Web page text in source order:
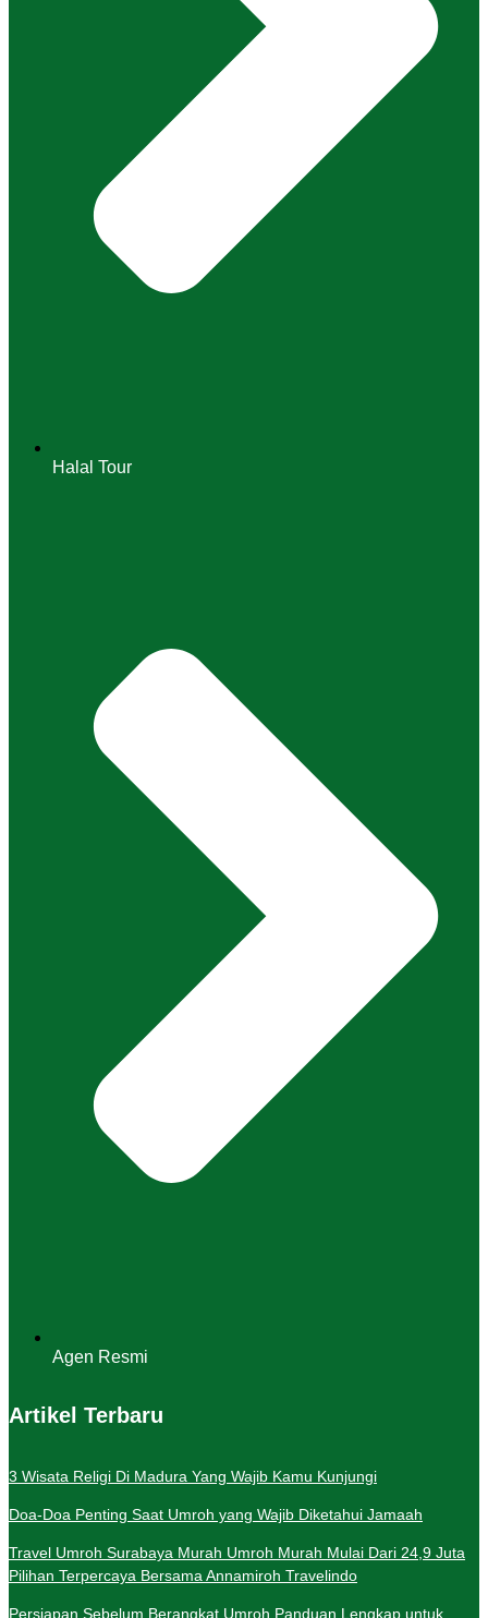
Halal Tour
Agen Resmi
Artikel Terbaru
3 Wisata Religi Di Madura Yang Wajib Kamu Kunjungi
Doa-Doa Penting Saat Umroh yang Wajib Diketahui Jamaah
Travel Umroh Surabaya Murah Umroh Murah Mulai Dari 24,9 Juta
Pilihan Terpercaya Bersama Annamiroh Travelindo
Persiapan Sebelum Berangkat Umroh Panduan Lengkap untuk